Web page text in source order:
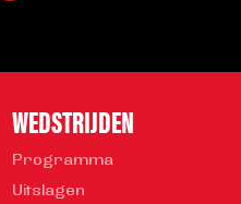
WEDSTRIJDEN
Programma
Uitslagen